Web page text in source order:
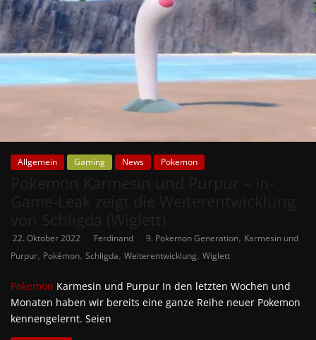
Allgemein Gaming News Pokemon
22. Oktober 2022 Ferdinand 9. Pokemon Generation, Karmesin und
Purpur, Pokémon, Schligda, Weiterentwicklung, Wiglett
Pokemon Karmesin und Purpur In den letzten Wochen und
Monaten haben wir bereits eine ganze Reihe neuer Pokemon
kennengelernt. Seien